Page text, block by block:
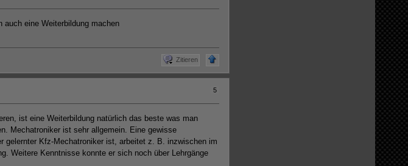
auch eine Weiterbildung machen
Zitieren
5
ist eine Weiterbildung natürlich das beste was man
Mechatroniker ist sehr allgemein. Eine gewisse
gelernter Kfz-Mechatroniker ist, arbeitet z. B. inzwischen im
Weitere Kenntnisse konnte er sich noch über Lehrgänge